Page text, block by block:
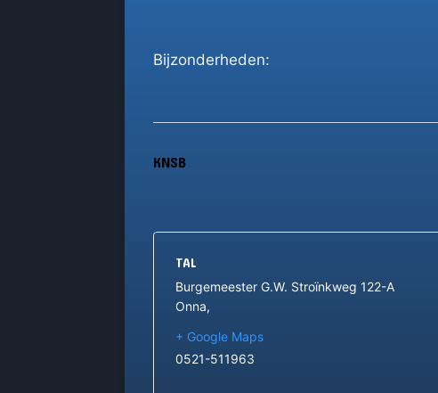
Bijzonderheden:
KNSB
TAL
Burgemeester G.W. Stroïnkweg 122-A
Onna,
+ Google Maps
0521-511963